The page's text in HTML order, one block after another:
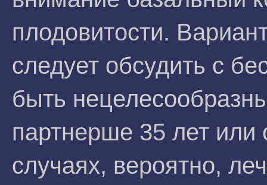
плодовитости.
следует обсудить с
быть
партнерше 35 лет
случаях, вероятно,